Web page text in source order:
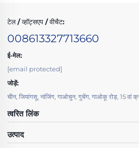
टेल / व्हॉट्सएप / वीचैट:
008613327713660
ई-मेल:
[email protected]
जोड़ें:
चीन, जियांगसू, नांजिंग, गाओचुन, गुचेंग, गाओकू रोड़, 15 वां
त्वरित लिंक
उत्पाद